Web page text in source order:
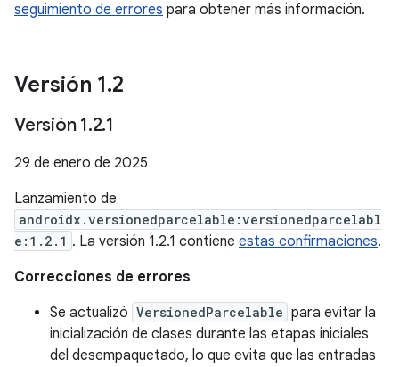
seguimiento de errores para obtener más información.
Versión 1.2
Versión 1.2.1
29 de enero de 2025
Lanzamiento de
androidx.versionedparcelable:versionedparcelabl
e:1.2.1 . La versión 1.2.1 contiene estas confirmaciones.
Correcciones de errores
Se actualizó VersionedParcelable para evitar la
inicialización de clases durante las etapas iniciales
del desempaquetado, lo que evita que las entradas